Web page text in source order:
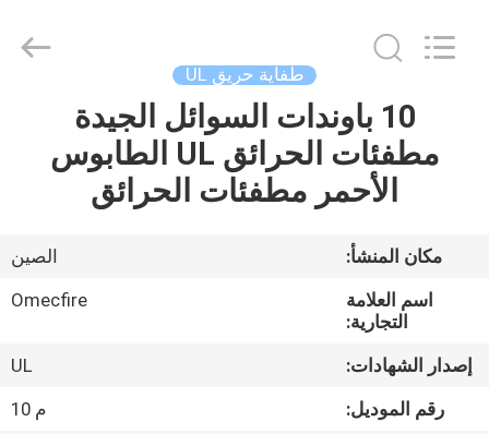
مسكن
منتجات
أشرطة
فيديو
معلومات
& Equipment
طفاية حريق UL
10 باوندات السوائل الجيدة
مطفئات الحرائق UL الطابوس
الأحمر مطفئات الحرائق
مكان المنشأ:
الصين
اسم العلامة
التجارية:
Omecfire
إصدار الشهادات:
UL
رقم الموديل:
م 10